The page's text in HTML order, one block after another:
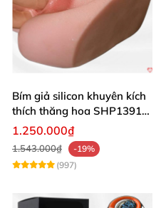
Bím giả silicon khuyên kích
thích thăng hoa SHP1391
ShopHanhPhuc
1.250.000₫
1.543.000₫
-19%
(997)